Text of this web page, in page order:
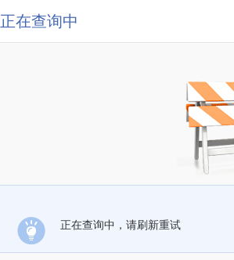
正在查询中
正在查询中，请刷新重试